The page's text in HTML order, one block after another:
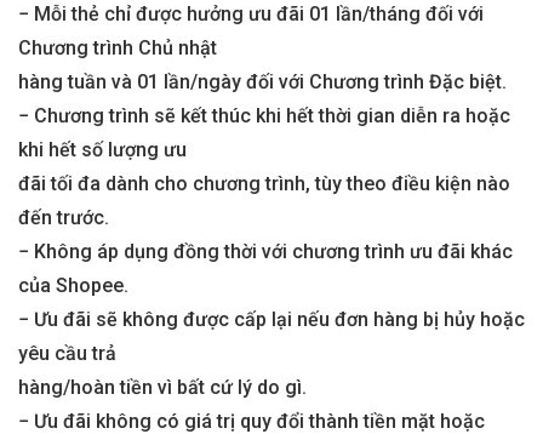
− Mỗi thẻ chỉ được hưởng ưu đãi 01 lần/tháng đối với
Chương trình Chủ nhật
hàng tuần và 01 lần/ngày đối với Chương trình Đặc biệt.
− Chương trình sẽ kết thúc khi hết thời gian diễn ra hoặc
khi hết số lượng ưu
đãi tối đa dành cho chương trình, tùy theo điều kiện nào
đến trước.
− Không áp dụng đồng thời với chương trình ưu đãi khác
của Shopee.
− Ưu đãi sẽ không được cấp lại nếu đơn hàng bị hủy hoặc
yêu cầu trả
hàng/hoàn tiền vì bất cứ lý do gì.
− Ưu đãi không có giá trị quy đổi thành tiền mặt hoặc